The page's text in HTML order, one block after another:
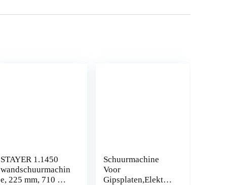
STAYER 1.1450
wandschuurmachin
e, 225 mm, 710 W,
Schuurmachine
Voor
Gipsplaten,Elektris